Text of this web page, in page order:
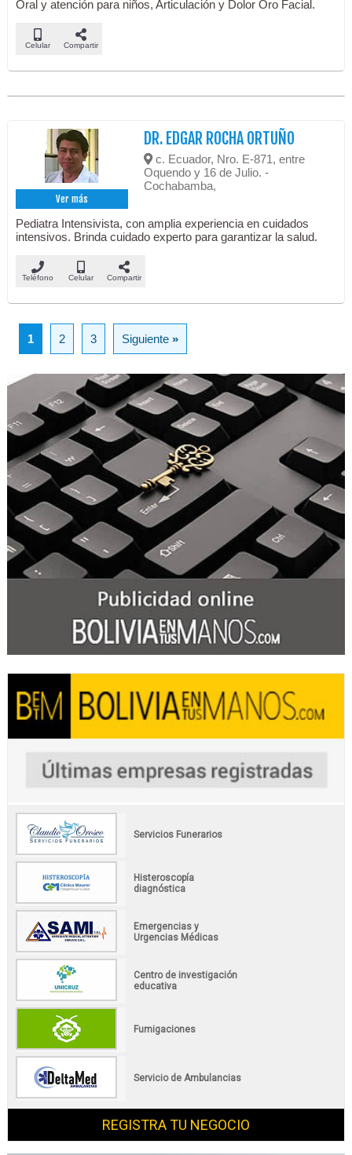
Oral y atención para niños, Articulación y Dolor Oro Facial.
Celular Compartir
Ver más
DR. EDGAR ROCHA ORTUÑO
c. Ecuador, Nro. E-871, entre
Oquendo y 16 de Julio. -
Cochabamba,
Pediatra Intensivista, con amplia experiencia en cuidados
intensivos. Brinda cuidado experto para garantizar la salud.
Teléfono Celular Compartir
1 2 3 Siguiente»
Servicios Funerarios
Histeroscopía
diagnóstica
Emergencias y
Urgencias Médicas
Centro de investigación
educativa
Fumigaciones
Servicio de Ambulancias
REGISTRA TU NEGOCIO